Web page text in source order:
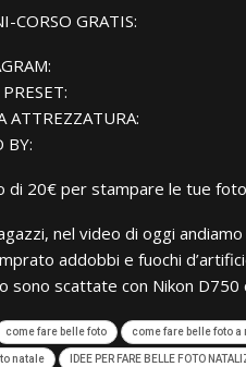
CORSO GRATIS:
ATTREZZATURA:
BY:
di 20€ per stampare le tue foto
nel video di oggi
addobbi e fuochi
sono scattate con Nikon D750
come fare belle foto come fare belle foto a
natale IDEE PER FARE BELLE FOTO